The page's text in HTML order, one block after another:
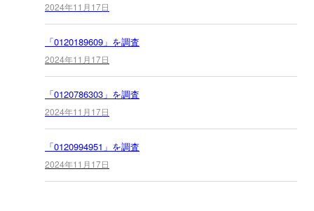
2024年11月17日
「0120189609」を調査
2024年11月17日
「0120786303」を調査
2024年11月17日
「0120994951」を調査
2024年11月17日